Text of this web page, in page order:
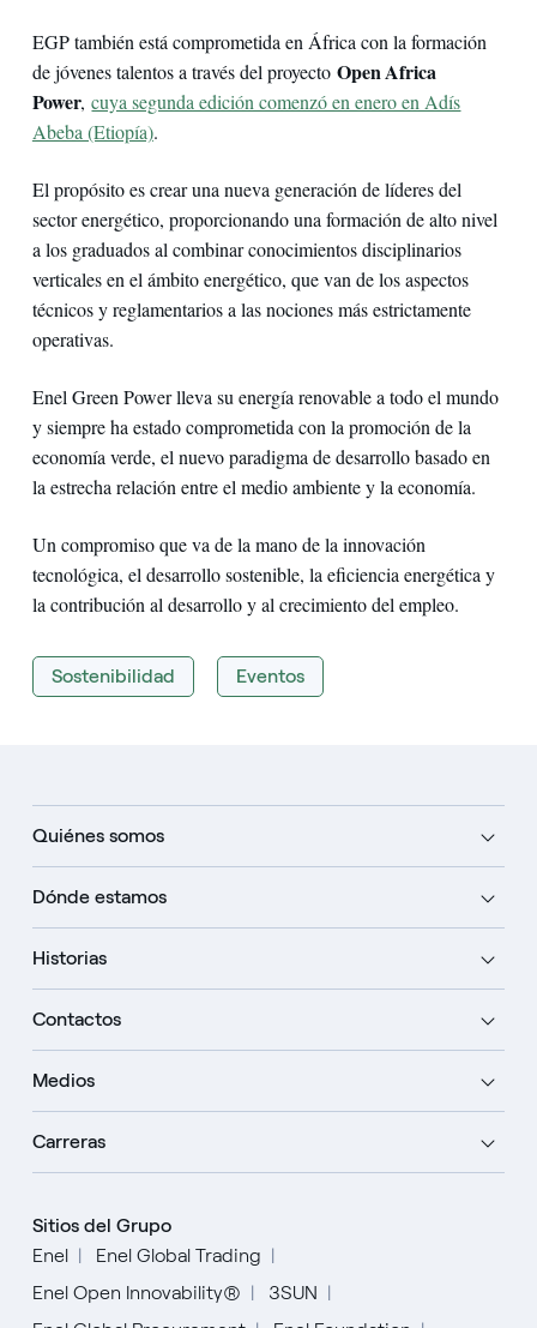
EGP también está comprometida en África con la formación
de jóvenes talentos a través del proyecto Open Africa
Power,cuya segunda edición comenzó en enero en Adís
Abeba (Etiopía).
El propósito es crear una nueva generación de líderes del
sector energético, proporcionando una formación de alto nivel
a los graduados al combinar conocimientos disciplinarios
verticales en el ámbito energético, que van de los aspectos
técnicos y reglamentarios a las nociones más estrictamente
operativas.
Enel Green Power lleva su energía renovable a todo el mundo
y siempre ha estado comprometida con la promoción de la
economía verde, el nuevo paradigma de desarrollo basado en
la estrecha relación entre el medio ambiente y la economía.
Un compromiso que va de la mano de la innovación
tecnológica, el desarrollo sostenible, la eficiencia energética y
la contribución al desarrollo y al crecimiento del empleo.
Sostenibilidad Eventos
Quiénes somos
Dónde estamos
Historias
Contactos
Medios
Carreras
Sitios del Grupo
Enel
Enel Global Trading
Enel Open Innovability®
3SUN